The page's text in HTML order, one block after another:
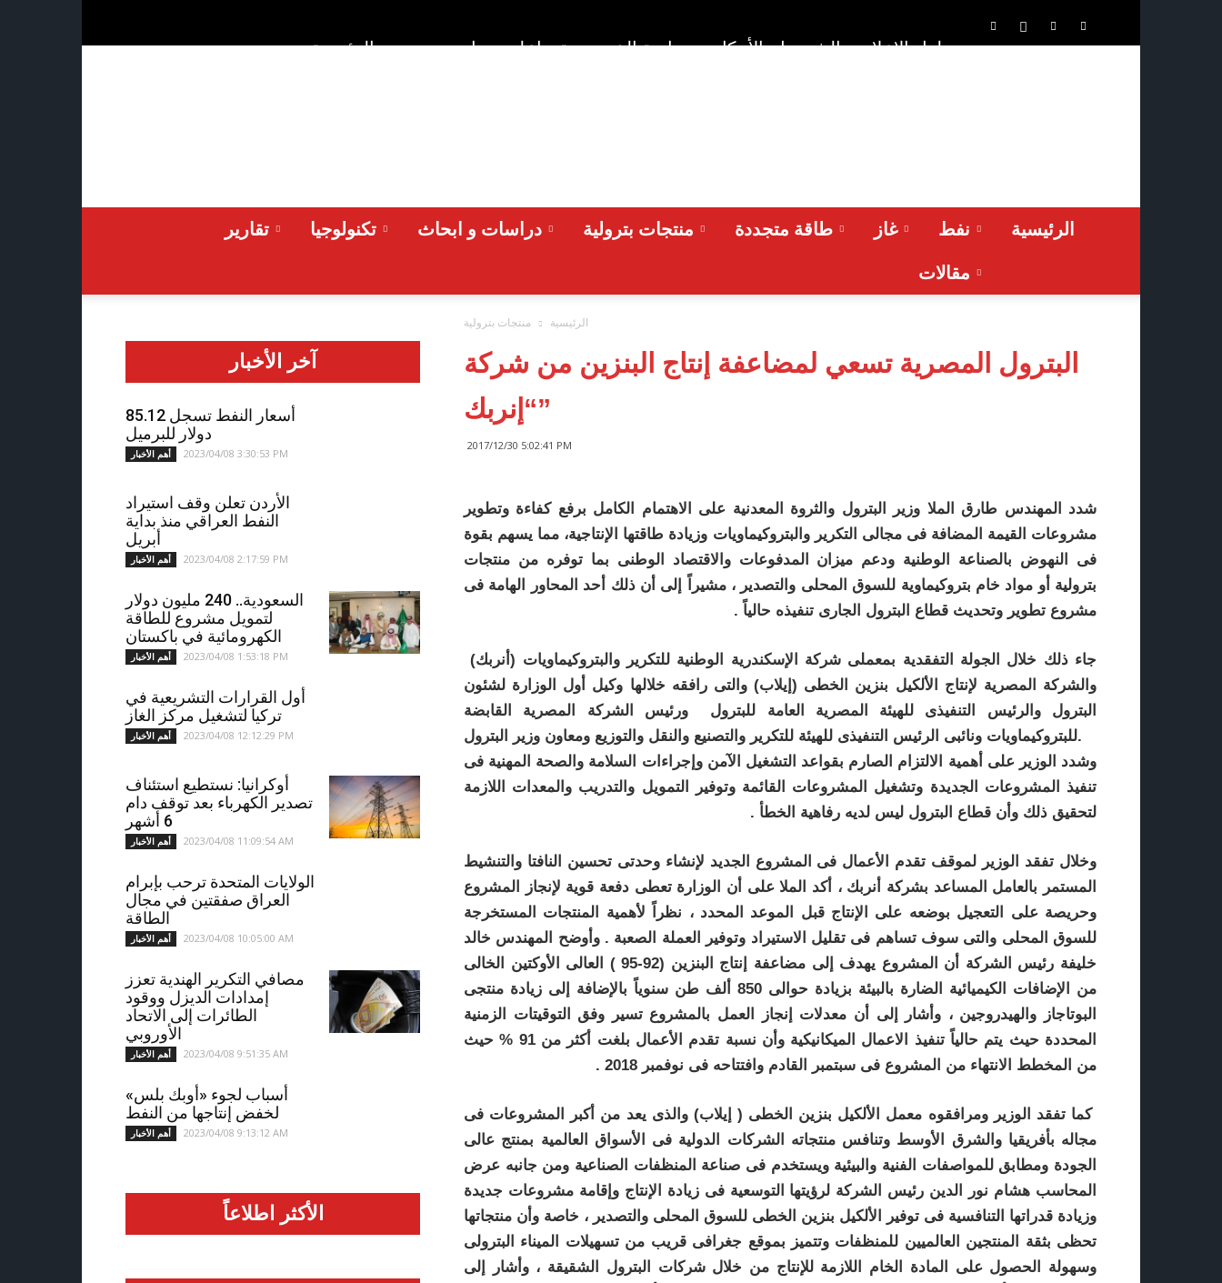
Thursday 2026-08-06 الرئيسية من نحن اعلن معنا سياسة الخصوصية الشروط والأحكام حلول الإعلان
الرئيسية نفط غاز طاقة متجددة منتجات بترولية دراسات و ابحاث تكنولوجيا
تقارير
مقالات
الرئيسية منتجات بترولية
البترول المصرية تسعي لمضاعفة إنتاج البنزين من شركة
“إنربك”
2017/12/30 5:02:41 PM
شدد المهندس طارق الملا وزير البترول والثروة المعدنية على الاهتمام الكامل برفع كفاءة وتطوير
مشروعات القيمة المضافة فى مجالى التكرير والبتروكيماويات وزيادة طاقتها الإنتاجية، مما يسهم بقوة
فى النهوض بالصناعة الوطنية ودعم ميزان المدفوعات والاقتصاد الوطنى بما توفره من منتجات
بترولية أو مواد خام بتروكيماوية للسوق المحلى والتصدير ، مشيراً إلى أن ذلك أحد المحاور الهامة فى
مشروع تطوير وتحديث قطاع البترول الجارى تنفيذه حالياً .
جاء ذلك خلال الجولة التفقدية بمعملى شركة الإسكندرية الوطنية للتكرير والبتروكيماويات (أنربك)
والشركة المصرية لإنتاج الألكيل بنزين الخطى (إيلاب) والتى رافقه خلالها وكيل أول الوزارة لشئون
البترول والرئيس التنفيذى للهيئة المصرية العامة للبترول ورئيس الشركة المصرية القابضة
للبتروكيماويات ونائبى الرئيس التنفيذى للهيئة للتكرير والتصنيع والنقل والتوزيع ومعاون وزير البترول.
وشدد الوزير على أهمية الالتزام الصارم بقواعد التشغيل الآمن وإجراءات السلامة والصحة المهنية فى
تنفيذ المشروعات الجديدة وتشغيل المشروعات القائمة وتوفير التمويل والتدريب والمعدات اللازمة
لتحقيق ذلك وأن قطاع البترول ليس لديه رفاهية الخطأ .
وخلال تفقد الوزير لموقف تقدم الأعمال فى المشروع الجديد لإنشاء وحدتى تحسين النافتا والتنشيط
المستمر بالعامل المساعد بشركة أنربك ، أكد الملا على أن الوزارة تعطى دفعة قوية لإنجاز المشروع
وحريصة على التعجيل بوضعه على الإنتاج قبل الموعد المحدد ، نظراً لأهمية المنتجات المستخرجة
للسوق المحلى والتى سوف تساهم فى تقليل الاستيراد وتوفير العملة الصعبة . وأوضح المهندس خالد
خليفة رئيس الشركة أن المشروع يهدف إلى مضاعفة إنتاج البنزين (92-95 ) العالى الأوكتين الخالى
من الإضافات الكيميائية الضارة بالبيئة بزيادة حوالى 850 ألف طن سنوياً بالإضافة إلى زيادة منتجى
البوتاجاز والهيدروجين ، وأشار إلى أن معدلات إنجاز العمل بالمشروع تسير وفق التوقيتات الزمنية
المحددة حيث يتم حالياً تنفيذ الاعمال الميكانيكية وأن نسبة تقدم الأعمال بلغت أكثر من 91 % حيث
من المخطط الانتهاء من المشروع فى سبتمبر القادم وافتتاحه فى نوفمبر 2018 .
كما تفقد الوزير ومرافقوه معمل الألكيل بنزين الخطى ( إيلاب) والذى يعد من أكبر المشروعات فى
مجاله بأفريقيا والشرق الأوسط وتنافس منتجاته الشركات الدولية فى الأسواق العالمية بمنتج عالى
الجودة ومطابق للمواصفات الفنية والبيئية ويستخدم فى صناعة المنظفات الصناعية ومن جانبه عرض
المحاسب هشام نور الدين رئيس الشركة لرؤيتها التوسعية فى زيادة الإنتاج وإقامة مشروعات جديدة
وزيادة قدراتها التنافسية فى توفير الألكيل بنزين الخطى للسوق المحلى والتصدير ، خاصة وأن منتجاتها
تحظى بثقة المنتجين العالميين للمنظفات وتتميز بموقع جغرافى قريب من تسهيلات الميناء البترولى
وسهولة الحصول على المادة الخام اللازمة للإنتاج من خلال شركات البترول الشقيقة ، وأشار إلى
آخر الأخبار
أسعار النفط تسجل 85.12
دولار للبرميل
أهم الأخبار 2023/04/08 3:30:53 PM
الأردن تعلن وقف استيراد
النفط العراقي منذ بداية
أبريل
أهم الأخبار 2023/04/08 2:17:59 PM
السعودية.. 240 مليون دولار
لتمويل مشروع للطاقة
الكهرومائية في باكستان
أهم الأخبار 2023/04/08 1:53:18 PM
أول القرارات التشريعية في
تركيا لتشغيل مركز الغاز
أهم الأخبار 2023/04/08 12:12:29 PM
أوكرانيا: نستطيع استئناف
تصدير الكهرباء بعد توقف دام
6 أشهر
أهم الأخبار 2023/04/08 11:09:54 AM
الولايات المتحدة ترحب بإبرام
العراق صفقتين في مجال
الطاقة
أهم الأخبار 2023/04/08 10:05:00 AM
مصافي التكرير الهندية تعزز
إمدادات الديزل ووقود
الطائرات إلى الاتحاد
الأوروبي
أهم الأخبار 2023/04/08 9:51:35 AM
أسباب لجوء «أوبك بلس»
لخفض إنتاجها من النفط
أهم الأخبار 2023/04/08 9:13:12 AM
الأكثر اطلاعاً